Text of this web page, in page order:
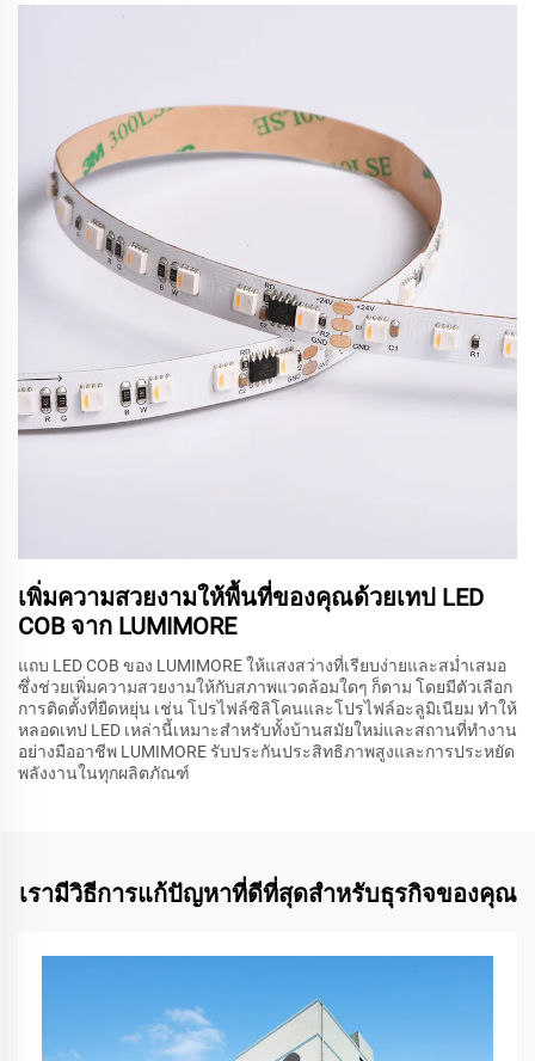
เพิ่มความสวยงามให้พื้นที่ของคุณด้วยเทป LED
COB จาก LUMIMORE
แถบ LED COB ของ LUMIMORE ให้แสงสว่างที่เรียบง่ายและสม่ำเสมอ
ซึ่งช่วยเพิ่มความสวยงามให้กับสภาพแวดล้อมใดๆ ก็ตาม โดยมีตัวเลือก
การติดตั้งที่ยืดหยุ่น เช่น โปรไฟล์ซิลิโคนและโปรไฟล์อะลูมิเนียม ทำให้
หลอดเทป LED เหล่านี้เหมาะสำหรับทั้งบ้านสมัยใหม่และสถานที่ทำงาน
อย่างมืออาชีพ LUMIMORE รับประกันประสิทธิภาพสูงและการประหยัด
พลังงานในทุกผลิตภัณฑ์
เรามีวิธีการแก้ปัญหาที่ดีที่สุดสำหรับธุรกิจของคุณ